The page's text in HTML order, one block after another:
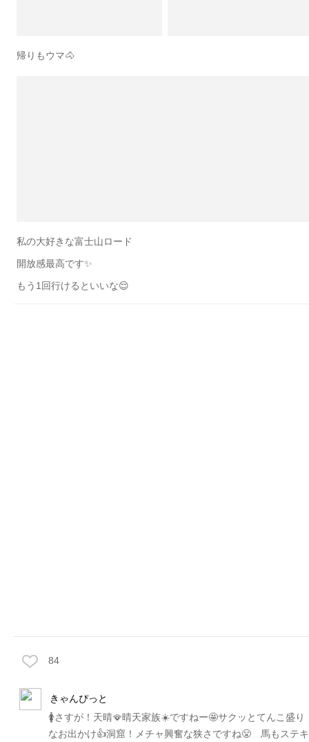
帰りもウマ🐴
私の大好きな富士山ロード
開放感最高です✨
もう1回行けるといいな😌
84
きゃんぴっと
🚺さすが！天晴🪭晴天家族☀️ですねー🤩サクッとてんこ盛り
なお出かけ👍洞窟！メチャ興奮な狭さですね😤 馬もステキ